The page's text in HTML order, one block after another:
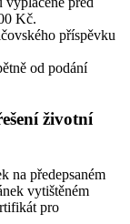
Kč.
příspěvku
od podání
životní
na předepsaném
vytištěném
pro